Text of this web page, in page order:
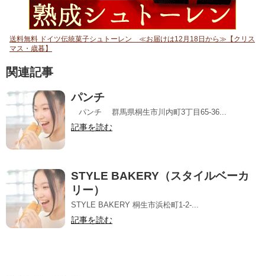
送料無料 ドイツ伝統菓子シュトーレン ≪お届けは12月18日から≫【クリス
マス・歳暮】
関連記事
パンチ
パンチ 群馬県桐生市川内町3丁目65-36...
記事を読む
STYLE BAKERY（スタイルベーカ
リー）
STYLE BAKERY 桐生市浜松町1-2-...
記事を読む